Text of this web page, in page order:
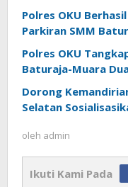
Polres OKU
Parkiran SMM
Polres OKU
Baturaja-Muara
Dorong
Selatan
oleh admin
Ikuti Kami Pada